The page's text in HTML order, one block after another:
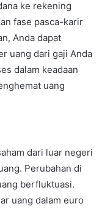
ke rekening
fase pasca-karir
Anda dapat
uang dari gaji Anda
dalam keadaan
uang
dari luar negeri
Perubahan di
berfluktuasi.
uang dalam euro